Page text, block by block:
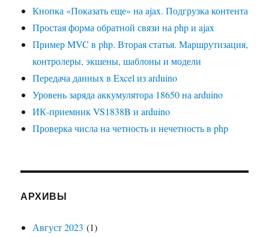
Кнопка «Показать еще» на ajax. Подгрузка контента
Простая форма обратной связи на php и ajax
Пример MVC в php. Вторая статья. Маршрутизация,
контролеры, экшены, шаблоны и модели
Передача данных в Excel из arduino
Уровень заряда аккумулятора 18650 на arduino
ИК-приемник VS1838B и arduino
Проверка числа на четность и нечетность в php
АРХИВЫ
Август 2023 (1)